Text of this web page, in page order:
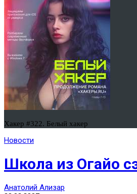
Хакер #322. Белый хакер
Новости
Школа из Огайо
Анатолий Ализар